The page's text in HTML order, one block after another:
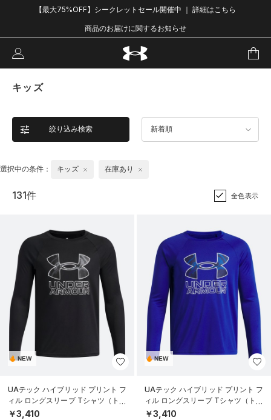
【最大75%OFF】シークレットセール開催中 ｜ 詳細はこちら
商品のお届けに関するお知らせ
キッズ
絞り込み検索 新着順
選択中の条件： キッズ 在庫あり
131件 全色表示
NEW
UAテック ハイブリッド プリント フ
ィル ロングスリーブ Tシャツ（トレ
ーニング/BOYS）
￥3,410
NEW
UAテック ハイブリッド プリント フ
ィル ロングスリーブ Tシャツ（トレ
ーニング/BOYS）
￥3,410